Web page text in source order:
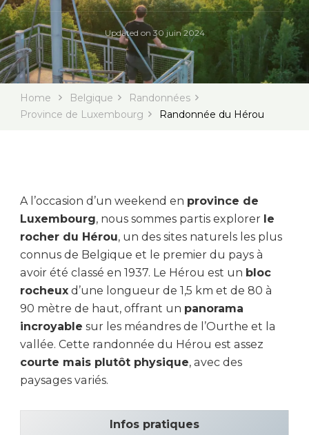
Updated on 30 juin 2024
Home Belgique
Randonnées
Province de Luxembourg
Randonnée du Hérou
A l’occasion d’un weekend en province de
Luxembourg, nous sommes partis explorer le
rocher du Hérou, un des sites naturels les plus
connus de Belgique et le premier du pays à
avoir été classé en 1937. Le Hérou est un bloc
rocheux d’une longueur de 1,5 km et de 80 à
90 mètre de haut, offrant un panorama
incroyable sur les méandres de l’Ourthe et la
vallée. Cette randonnée du Hérou est assez
courte mais plutôt physique, avec des
paysages variés.
Infos pratiques